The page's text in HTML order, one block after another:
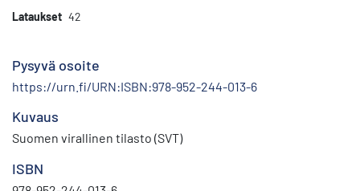
Lataukset 42
Pysyvä osoite
https://urn.fi/URN:ISBN:978-952-244-013-6
Kuvaus
Suomen virallinen tilasto (SVT)
ISBN